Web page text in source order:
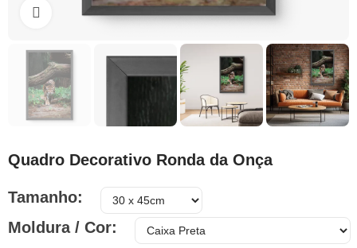
Clique para ampliar
Quadro Decorativo Ronda da Onça
Tamanho
Moldura / Cor